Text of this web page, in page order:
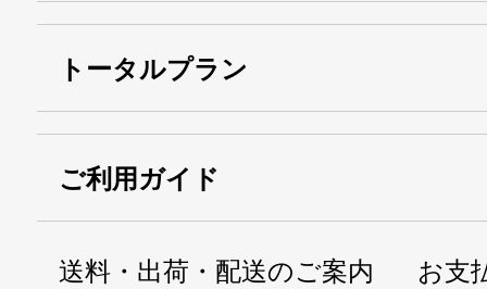
トータルプラン
ご利用ガイド
送料・出荷・配送のご案内
お支